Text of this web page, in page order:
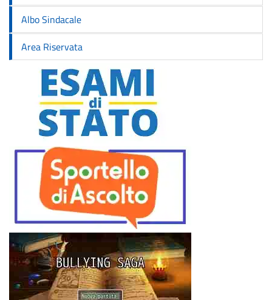
Albo Sindacale
Area Riservata